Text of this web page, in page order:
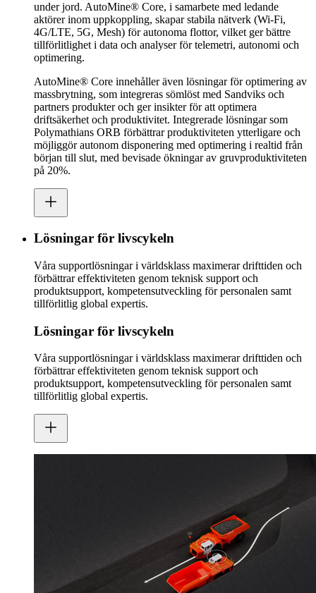
under jord. AutoMine® Core, i samarbete med ledande
aktörer inom uppkoppling, skapar stabila nätverk (Wi-Fi,
4G/LTE, 5G, Mesh) för autonoma flottor, vilket ger bättre
tillförlitlighet i data och analyser för telemetri, autonomi och
optimering.
AutoMine® Core innehåller även lösningar för optimering av
massbrytning, som integreras sömlöst med Sandviks och
partners produkter och ger insikter för att optimera
driftsäkerhet och produktivitet. Integrerade lösningar som
Polymathians ORB förbättrar produktiviteten ytterligare och
möjliggör autonom disponering med optimering i realtid från
början till slut, med bevisade ökningar av gruvproduktiviteten
på 20%.
Lösningar för livscykeln
Våra supportlösningar i världsklass maximerar drifttiden och
förbättrar effektiviteten genom teknisk support och
produktsupport, kompetensutveckling för personalen samt
tillförlitlig global expertis.
Lösningar för livscykeln
Våra supportlösningar i världsklass maximerar drifttiden och
förbättrar effektiviteten genom teknisk support och
produktsupport, kompetensutveckling för personalen samt
tillförlitlig global expertis.